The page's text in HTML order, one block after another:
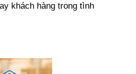
khách hàng trong tình